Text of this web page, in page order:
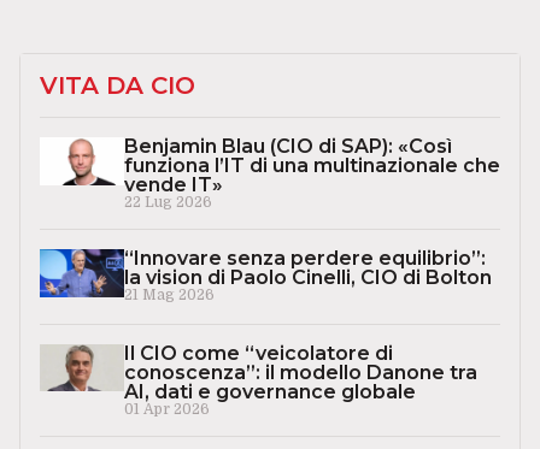
VITA DA CIO
Benjamin Blau (CIO di SAP): «Così
funziona l’IT di una multinazionale che
vende IT»
22 Lug 2026
“Innovare senza perdere equilibrio”:
la vision di Paolo Cinelli, CIO di Bolton
21 Mag 2026
Il CIO come “veicolatore di
conoscenza”: il modello Danone tra
AI, dati e governance globale
01 Apr 2026